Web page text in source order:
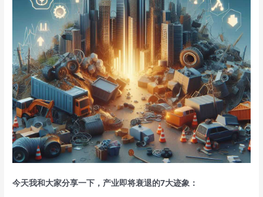
今天我和大家分享一下，产业即将衰退的7大迹象：